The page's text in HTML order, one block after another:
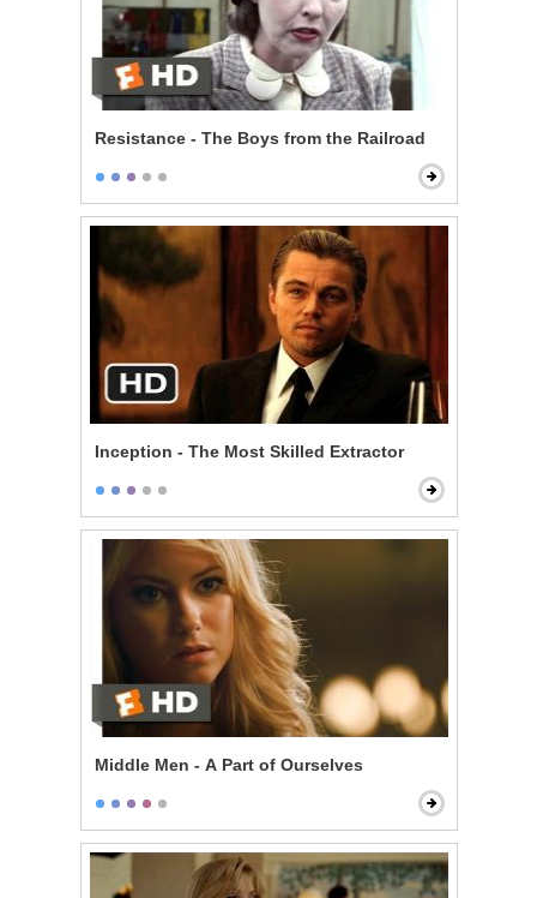
Resistance - The Boys from the Railroad
Inception - The Most Skilled Extractor
Middle Men - A Part of Ourselves